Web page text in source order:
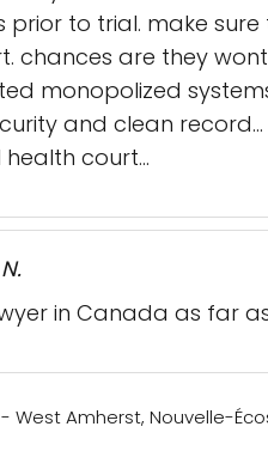
prior to trial. make
chances are they
monopolized
and clean
court...
in Canada as far
West Amherst, Nouvelle-